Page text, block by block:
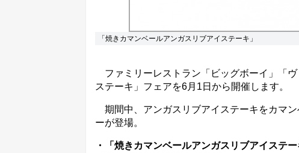
「焼きカマンベールアンガスリブアイステーキ」
ファミリーレストラン「ビッグボーイ」「
ステーキ」フェアを6月1日から開催します。
期間中、アンガスリブアイステーキをカマ
ーが登場。
・「焼きカマンベールアンガスリブアイステ